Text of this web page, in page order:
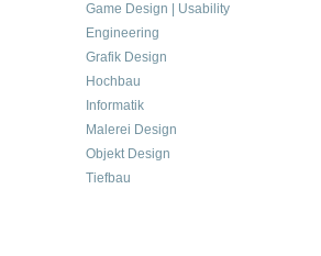
Game Design | Usability
Engineering
Grafik Design
Hochbau
Informatik
Malerei Design
Objekt Design
Tiefbau